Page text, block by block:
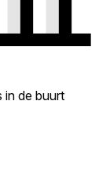
de buurt